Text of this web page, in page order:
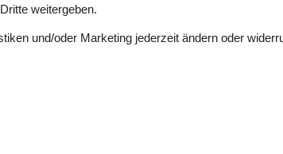
an. Dieser
für Naturfotografen. Mit etwas
entscheidet, in Graerup
schönsten Seite kennenlernen.
weitergeben.
und/oder Marketing jederzeit ändern oder